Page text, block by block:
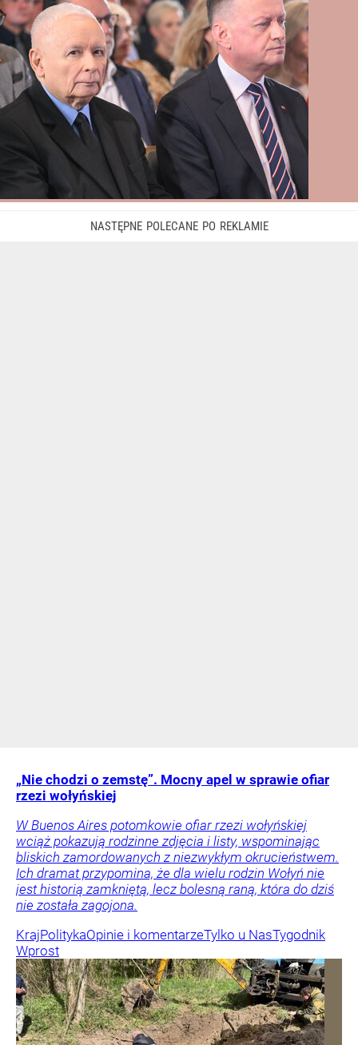
„Nie chodzi o zemstę”. Mocny apel w sprawie ofiar
rzezi wołyńskiej
W Buenos Aires potomkowie ofiar rzezi wołyńskiej
wciąż pokazują rodzinne zdjęcia i listy, wspominając
bliskich zamordowanych z niezwykłym okrucieństwem.
Ich dramat przypomina, że dla wielu rodzin Wołyń nie
jest historią zamkniętą, lecz bolesną raną, która do dziś
nie została zagojona.
KrajPolitykaOpinie i komentarzeTylko u NasTygodnik
Wprost